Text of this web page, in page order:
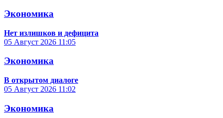
Экономика
Нет излишков и дефицита
05 Август 2026 11:05
Экономика
В открытом диалоге
05 Август 2026 11:02
Экономика